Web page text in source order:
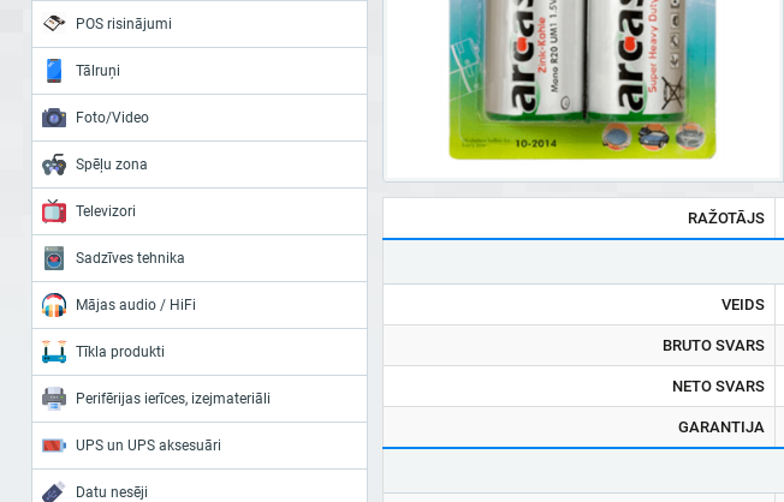
POS risinājumi
Tālruņi
Foto/Video
Spēļu zona
Televizori
Sadzīves tehnika
Mājas audio / HiFi
Tīkla produkti
Perifērijas ierīces, izejmateriāli
UPS un UPS aksesuāri
Datu nesēji
RAŽOTĀJS
VEIDS
BRUTO SVARS
NETO SVARS
GARANTIJA